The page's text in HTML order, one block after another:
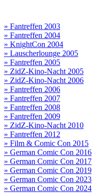
» Fantreffen 2003
» Fantreffen 2004
» KnightCon 2004
» Lauscherlounge 2005
» Fantreffen 2005
» ZidZ-Kino-Nacht 2005
» ZidZ-Kino-Nacht 2006
» Fantreffen 2006
» Fantreffen 2007
» Fantreffen 2008
» Fantreffen 2009
» ZidZ-Kino-Nacht 2010
» Fantreffen 2012
» Film & Comic Con 2015
» German Comic Con 2016
» German Comic Con 2017
» German Comic Con 2019
» German Comic Con 2023
» German Comic Con 2024